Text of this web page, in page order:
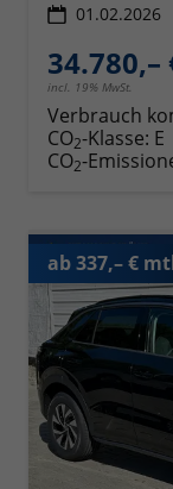
01.02.2026
34.780,–
incl. 19% MwSt.
Verbrauch
CO2-Klasse: E
CO2-
ab 337,– €